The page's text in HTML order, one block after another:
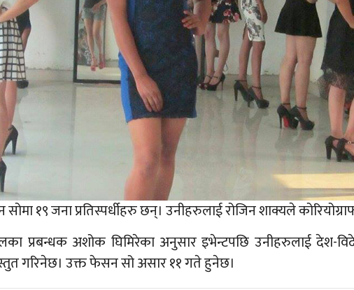
१९ जना प्रतिस्पर्धीहरु छन्। उनीहरुलाई रोजिन शाक्यले
प्रबन्धक अशोक घिमिरेका अनुसार इभेन्टपछि उनीहरुलाई देश-
गरिनेछ। उक्त फेसन सो असार ११ गते हुनेछ।